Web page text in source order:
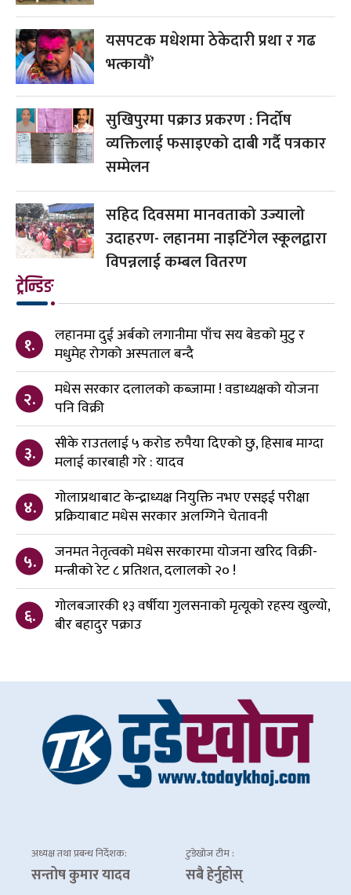
यसपटक मधेशमा ठेकेदारी प्रथा र गढ
भत्कायौं’
सुखिपुरमा पक्राउ प्रकरण : निर्दोष
व्यक्तिलाई फसाइएको दाबी गर्दै पत्रकार
सम्मेलन
सहिद दिवसमा मानवताको उज्यालो
उदाहरण- लहानमा नाइटिंगेल स्कूलद्वारा
विपन्नलाई कम्बल वितरण
ट्रेन्डिङ
१.
लहानमा दुई अर्बको लगानीमा पाँच सय बेडको मुटु र
मधुमेह रोगको अस्पताल बन्दै
२.
मधेस सरकार दलालको कब्जामा ! वडाध्यक्षको योजना
पनि विक्री
३.
सीके राउतलाई ५ करोड रुपैया दिएको छु, हिसाब माग्दा
मलाई कारबाही गरे : यादव
४.
गोलाप्रथाबाट केन्द्राध्यक्ष नियुक्ति नभए एसइई परीक्षा
प्रक्रियाबाट मधेस सरकार अलग्गिने चेतावनी
५.
जनमत नेतृत्वको मधेस सरकारमा योजना खरिद विक्री-
मन्त्रीको रेट ८ प्रतिशत, दलालको २० !
६.
गोलबजारकी १३ वर्षीया गुलसनाको मृत्यूको रहस्य खुल्यो,
बीर बहादुर पक्राउ
अध्यक्ष तथा प्रबन्ध निर्देशक:
सन्तोष कुमार यादव
टुडेखोज टीम :
सबै हेर्नुहोस्